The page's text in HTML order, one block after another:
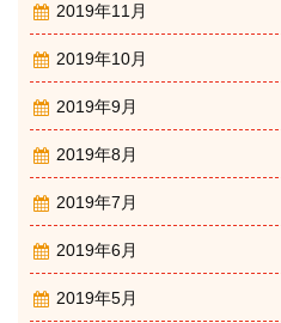
2019年11月
2019年10月
2019年9月
2019年8月
2019年7月
2019年6月
2019年5月